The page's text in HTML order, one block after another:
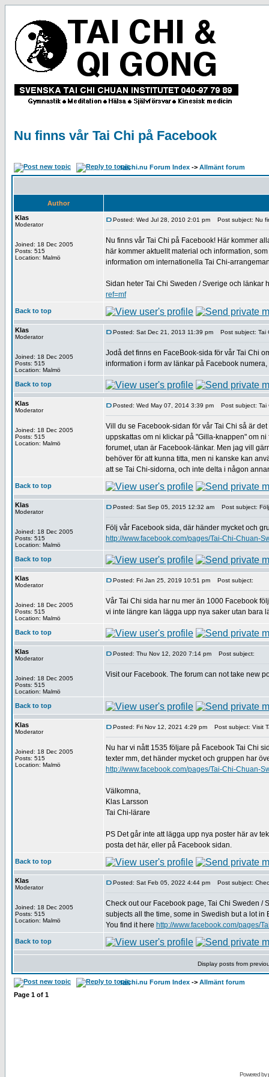
Nu finns vår Tai Chi på Facebook
taichi.nu Forum Index -> Allmänt forum
Author
Klas
Moderator
Joined: 18 Dec 2005
Posts: 515
Location: Malmö
Posted: Wed Jul 28, 2010 2:01 pm Post subject: Nu
Nu finns vår Tai Chi på Facebook! Här kommer
här kommer aktuellt material och information,
information om internationella Tai Chi-
Sidan heter Tai Chi Sweden / Sverige och länkar
ref=mf
Back to top
Klas
Moderator
Joined: 18 Dec 2005
Posts: 515
Location: Malmö
Posted: Sat Dec 21, 2013 11:39 pm Post subject: Tai
Jodå det finns en FaceBook-sida för vår Tai Chi
information i form av länkar på Facebook
Back to top
Klas
Moderator
Joined: 18 Dec 2005
Posts: 515
Location: Malmö
Posted: Wed May 07, 2014 3:39 pm Post subject: Tai
Vill du se Facebook-sidan för vår Tai Chi så är
uppskattas om ni klickar på "Gilla-knappen" om
forumet, utan är Facebook-länkar. Men jag vill
behöver för att kunna titta, men ni kanske kan
att se Tai Chi-sidorna, och inte delta i någon
Back to top
Klas
Moderator
Joined: 18 Dec 2005
Posts: 515
Location: Malmö
Posted: Sat Sep 05, 2015 12:32 am Post subject:
Följ vår Facebook sida, där händer mycket och
http://www.facebook.com/pages/Tai-Chi-Chuan-
Back to top
Klas
Moderator
Joined: 18 Dec 2005
Posts: 515
Location: Malmö
Posted: Fri Jan 25, 2019 10:51 pm Post subject:
Vår Tai Chi sida har nu mer än 1000 Facebook
vi inte längre kan lägga upp nya saker utan bara
Back to top
Klas
Moderator
Joined: 18 Dec 2005
Posts: 515
Location: Malmö
Posted: Thu Nov 12, 2020 7:14 pm Post subject:
Visit our Facebook. The forum can not take new
Back to top
Klas
Moderator
Joined: 18 Dec 2005
Posts: 515
Location: Malmö
Posted: Fri Nov 12, 2021 4:29 pm Post subject: Visit
Nu har vi nått 1535 följare på Facebook Tai Chi
texter mm, det händer mycket och gruppen har
http://www.facebook.com/pages/Tai-Chi-Chuan-
Välkomna,
Klas Larsson
Tai Chi-lärare
PS Det går inte att lägga upp nya poster här av
posta det här, eller på Facebook sidan.
Back to top
Klas
Moderator
Joined: 18 Dec 2005
Posts: 515
Location: Malmö
Posted: Sat Feb 05, 2022 4:44 pm Post subject:
Check out our Facebook page, Tai Chi Sweden /
subjects all the time, some in Swedish but a lot
You find it here http://www.facebook.com/pages/
Back to top
Display posts from
taichi.nu Forum Index -> Allmänt forum
Page 1 of 1
Powered by